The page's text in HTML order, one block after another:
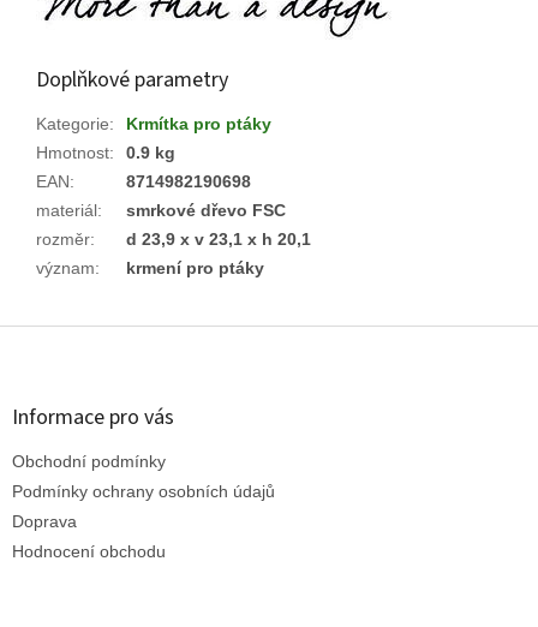
Doplňkové parametry
Kategorie:
Krmítka pro ptáky
Hmotnost:
0.9 kg
EAN:
8714982190698
materiál:
smrkové dřevo FSC
rozměr:
d 23,9 x v 23,1 x h 20,1
význam: krmení pro ptáky
Z
Informace pro vás
Obchodní podmínky
Podmínky ochrany osobních údajů
Doprava
Hodnocení obchodu